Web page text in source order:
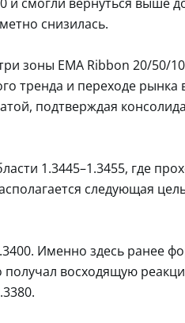
снизилась.
зоны EMA Ribbon 20/50/
тренда и переходе
подтверждая
1.3445–1.3455, где
следующая
Именно здесь ранее
восходящую